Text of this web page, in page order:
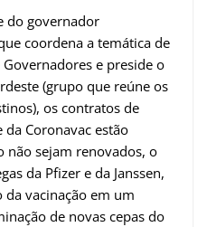
do governador
coordena a temática de
e preside o
(grupo que reúne os
os contratos de
da Coronavac estão
não sejam renovados, o
da Pfizer e da Janssen,
vacinação em um
de novas cepas do